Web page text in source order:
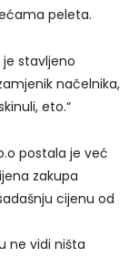
peleta.
je stavljeno
načelnika,
eto.“
postala je već
zakupa
cijenu od
ne vidi ništa